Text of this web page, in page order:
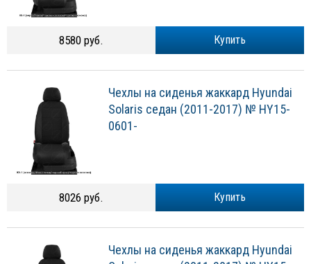
Купить
8580 руб.
Чехлы на сиденья жаккард Hyundai
Solaris седан (2011-2017) № HY15-
0601-
Купить
8026 руб.
Чехлы на сиденья жаккард Hyundai